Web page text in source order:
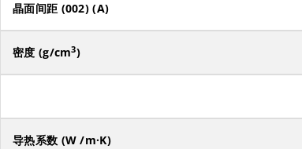
晶面间距 (002) (A)
密度 (g/cm3)
导热系数 (W /m·K)